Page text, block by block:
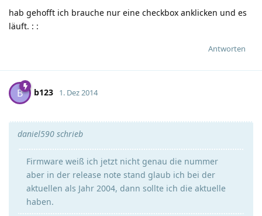
hab gehofft ich brauche nur eine checkbox anklicken und es
läuft. : :
Antworten
B b123 1. Dez 2014
daniel590 schrieb
Firmware weiß ich jetzt nicht genau die nummer
aber in der release note stand glaub ich bei der
aktuellen als Jahr 2004, dann sollte ich die aktuelle
haben.